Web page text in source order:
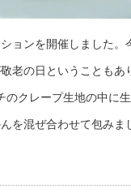
ョンを開催しました。
老の日ということもあ
のクレープ生地の中に
を混ぜ合わせて包みま